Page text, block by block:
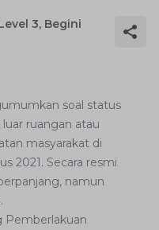
3, Begini
soal status
ruangan atau
masyarakat di
2021. Secara resmi
namun
Pemberlakuan